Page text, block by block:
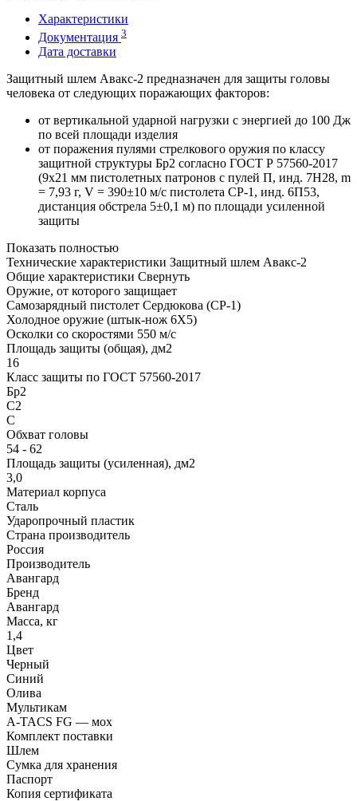
Характеристики
Документация 3
Дата доставки
Защитный шлем Авакс-2 предназначен для защиты головы
человека от следующих поражающих факторов:
от вертикальной ударной нагрузки с энергией до 100 Дж
по всей площади изделия
от поражения пулями стрелкового оружия по классу
защитной структуры Бр2 согласно ГОСТ Р 57560-2017
(9х21 мм пистолетных патронов с пулей П, инд. 7Н28, m
= 7,93 г, V = 390±10 м/с пистолета СР-1, инд. 6П53,
дистанция обстрела 5±0,1 м) по площади усиленной
защиты
Показать полностью
Технические характеристики Защитный шлем Авакс-2
Общие характеристики Свернуть
Оружие, от которого защищает
Самозарядный пистолет Сердюкова (СР-1)
Холодное оружие (штык-нож 6Х5)
Осколки со скоростями 550 м/с
Площадь защиты (общая), дм2
16
Класс защиты по ГОСТ 57560-2017
Бр2
С2
С
Обхват головы
54 - 62
Площадь защиты (усиленная), дм2
3,0
Материал корпуса
Сталь
Ударопрочный пластик
Страна производитель
Россия
Производитель
Авангард
Бренд
Авангард
Масса, кг
1,4
Цвет
Черный
Синий
Олива
Мультикам
A-TACS FG — мох
Комплект поставки
Шлем
Сумка для хранения
Паспорт
Копия сертификата